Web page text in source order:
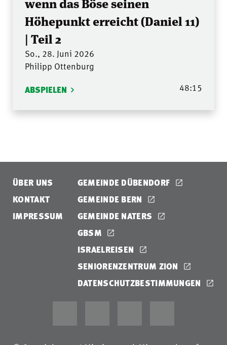
Höhepunkt erreicht (Daniel 11)
| Teil 2
So., 28. Juni 2026
Philipp Ottenburg
ABSPIELEN 48:15
ÜBER UNS
KONTAKT
IMPRESSUM
GEMEINDE DÜBENDORF
GEMEINDE BERN
GEMEINDE NATERS
GBSM
ISRAELREISEN
SENIORENZENTRUM ZION
DATENSCHUTZBESTIMMUNGEN